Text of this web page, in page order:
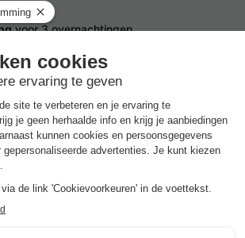
voor 3 overnachtingen
Hauts de Bruyères
val de loire-Chaumont sur tharonne
€ 324 -14%
€ 380